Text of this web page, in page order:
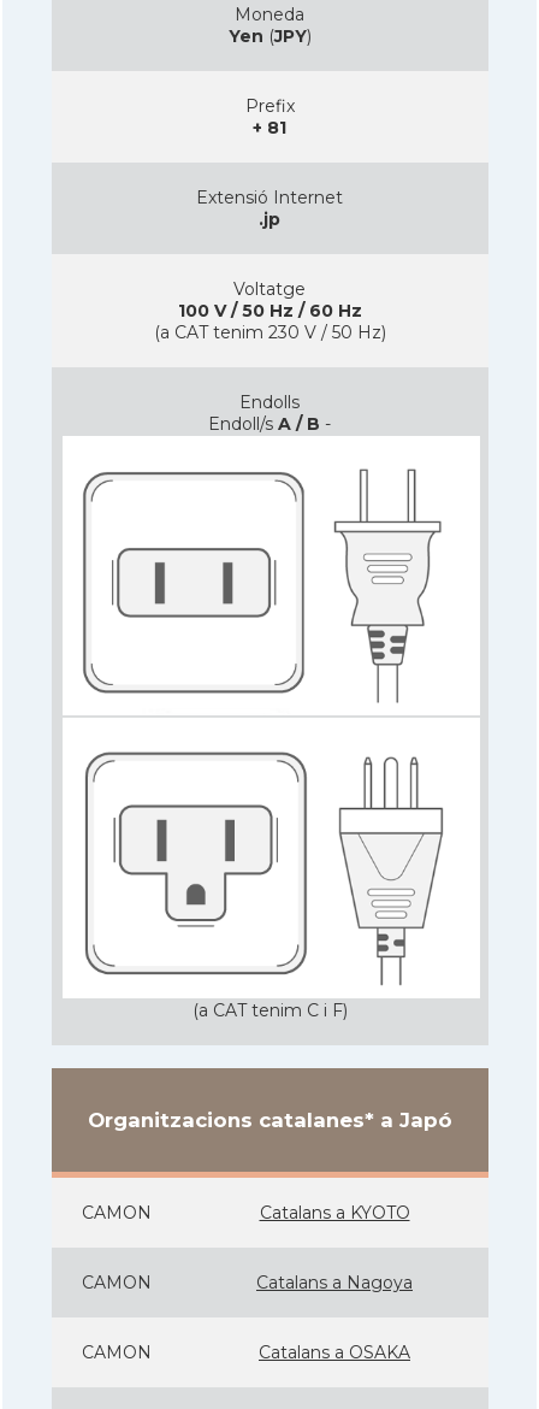
Moneda
Yen (JPY)
Prefix
+ 81
Extensió Internet
.jp
Voltatge
100 V / 50 Hz / 60 Hz
(a CAT tenim 230 V / 50 Hz)
Endolls
Endoll/s A / B -
(a CAT tenim C i F)
Organitzacions catalanes* a Japó
CAMON Catalans a KYOTO
CAMON Catalans a Nagoya
CAMON Catalans a OSAKA